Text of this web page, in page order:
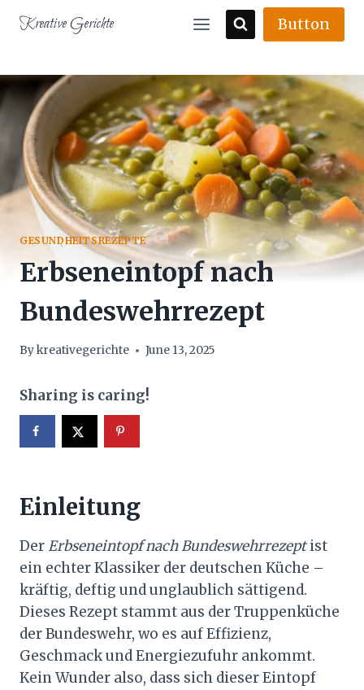
Kreative Gerichte Button
GESUNDHEITSREZEPTE
Erbseneintopf nach
Bundeswehrrezept
Bykreativegerichte June 13, 2025
Sharing is caring!
Einleitung
DerErbseneintopf nach Bundeswehrrezeptist
ein echter Klassiker der deutschen Küche –
kräftig, deftig und unglaublich sättigend.
Dieses Rezept stammt aus der Truppenküche
der Bundeswehr, wo es auf Effizienz,
Geschmack und Energiezufuhr ankommt.
Kein Wunder also, dass sich dieser Eintopf